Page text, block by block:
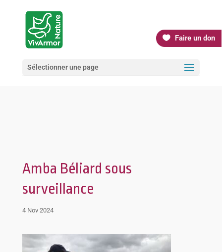
Faire un don
Sélectionner une page
Amba Béliard sous
surveillance
4 Nov 2024